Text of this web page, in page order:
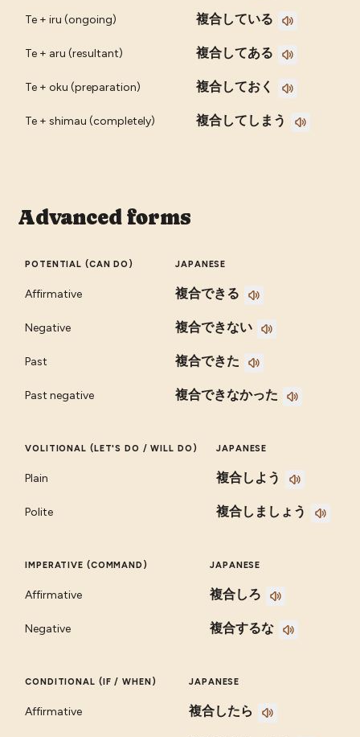
Te + iru (ongoing) 複合している
Te + aru (resultant) 複合してある
Te + oku (preparation) 複合しておく
Te + shimau (completely) 複合してしまう
Advanced forms
POTENTIAL (CAN DO) JAPANESE
Affirmative 複合できる
Negative 複合できない
Past 複合できた
Past negative 複合できなかった
VOLITIONAL (LET'S DO / WILL DO) JAPANESE
Plain 複合しよう
Polite 複合しましょう
IMPERATIVE (COMMAND) JAPANESE
Affirmative 複合しろ
Negative 複合するな
CONDITIONAL (IF / WHEN) JAPANESE
Affirmative 複合したら